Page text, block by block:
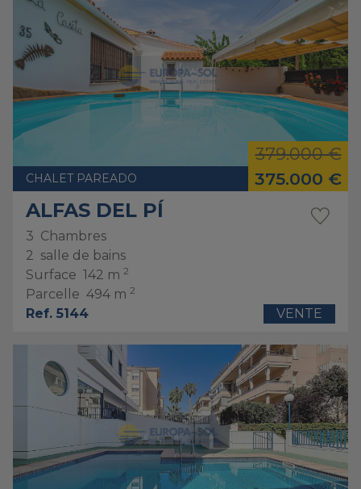
CHALET PAREADO 375.000 €
379.000 €
ALFAS DEL PÍ
3 Chambres
2 salle de bains
Surface 142 m 2
Parcelle 494 m 2
Ref. 5144 VENTE